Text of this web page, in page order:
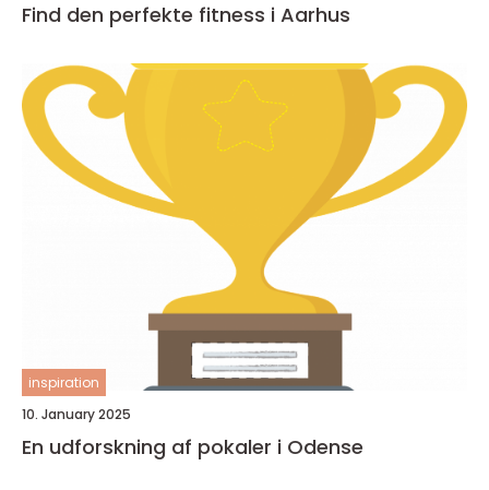
Find den perfekte fitness i Aarhus
inspiration
10. January 2025
En udforskning af pokaler i Odense